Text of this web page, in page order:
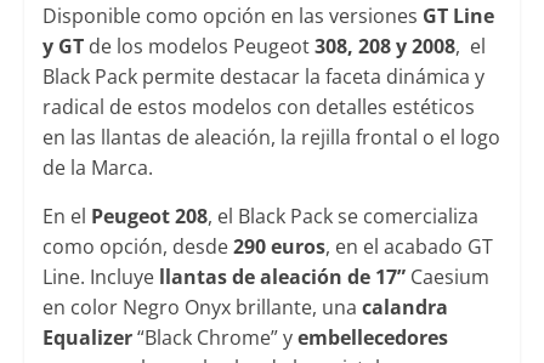
Disponible como opción en las versiones GT Line
y GTde los modelos Peugeot308, 208 y 2008, el
Black Pack permite destacar la faceta dinámica y
radical de estos modelos con detalles estéticos
en las llantas de aleación, la rejilla frontal o el logo
de la Marca.
En el Peugeot 208, el Black Pack se comercializa
como opción, desde290 euros, en el acabado GT
Line. Incluye llantas de aleación de 17”Caesium
en color Negro Onyx brillante, una calandra
Equalizer“Black Chrome” yembellecedores